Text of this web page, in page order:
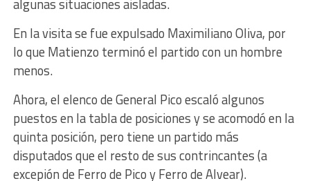
algunas situaciones aisladas.
En la visita se fue expulsado Maximiliano Oliva, por
lo que Matienzo terminó el partido con un hombre
menos.
Ahora, el elenco de General Pico escaló algunos
puestos en la tabla de posiciones y se acomodó en la
quinta posición, pero tiene un partido más
disputados que el resto de sus contrincantes (a
excepión de Ferro de Pico y Ferro de Alvear).